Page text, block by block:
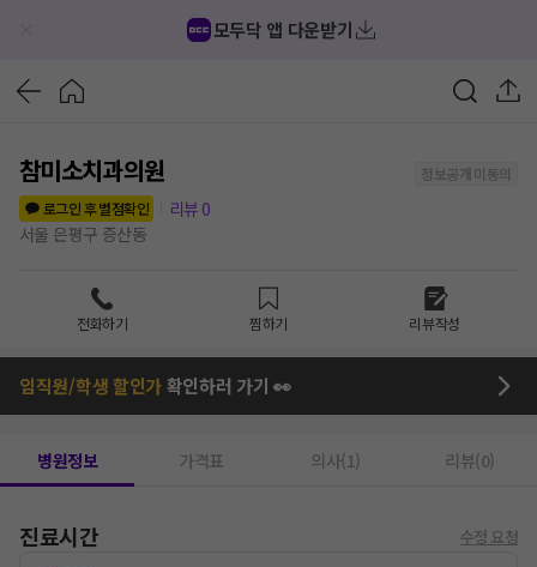
모두닥 앱 다운받기
참미소치과의원
정보공개 미동의
로그인 후 별점확인
리뷰 0
서울 은평구 증산동
전화하기 찜하기 리뷰작성
임직원/학생 할인가확인하러 가기 👀
병원정보 가격표 의사(1) 리뷰(0)
진료시간 수정 요청